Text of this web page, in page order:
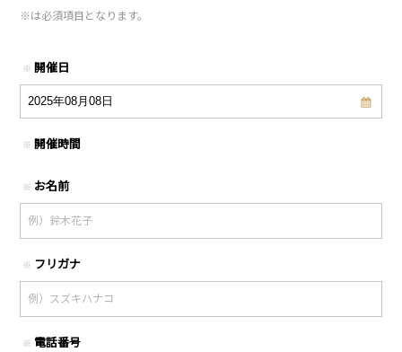
※は必須項目となります。
※ 開催日
※ 開催時間
※ お名前
※ フリガナ
※ 電話番号